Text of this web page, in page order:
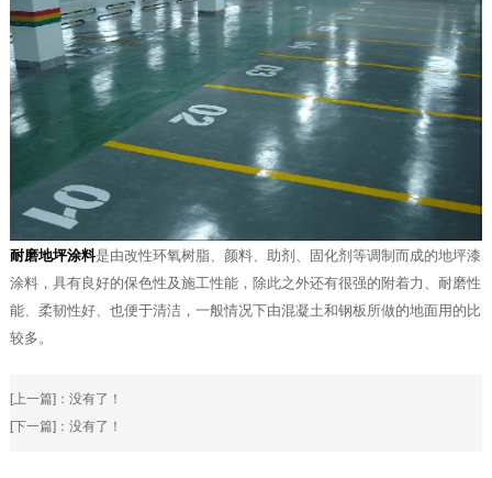
耐磨地坪涂料是由改性环氧树脂、颜料、助剂、固化剂等调制而成的地坪漆
涂料，具有良好的保色性及施工性能，除此之外还有很强的附着力、耐磨性
能、柔韧性好、也便于清洁，一般情况下由混凝土和钢板所做的地面用的比
较多。
[上一篇]：没有了！
[下一篇]：没有了！